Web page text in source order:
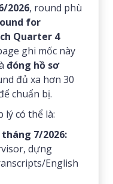
2026, round phù
for
Quarter 4
ghi mốc này
đóng hồ sơ
đủ xa hơn 30
chuẩn bị.
có thể là:
7/2026:
dựng
English